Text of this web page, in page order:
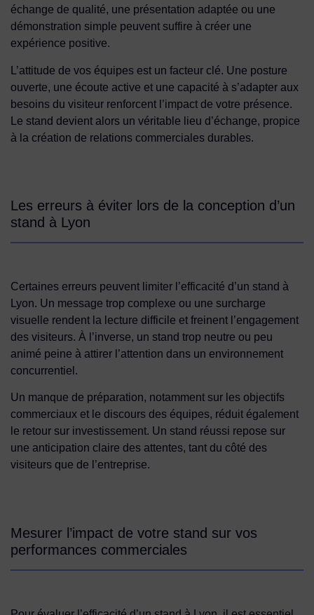
échange de qualité, une présentation adaptée ou une
démonstration simple peuvent suffire à créer une
expérience positive.
L’attitude de vos équipes est un facteur clé. Une posture
ouverte, une écoute active et une capacité à s’adapter aux
besoins du visiteur renforcent l’impact de votre présence.
Le stand devient alors un véritable lieu d’échange, propice
à la création de relations commerciales durables.
Les erreurs à éviter lors de la conception d’un
stand à Lyon
Certaines erreurs peuvent limiter l’efficacité d’un stand à
Lyon. Un message trop complexe ou une surcharge
visuelle rendent la lecture difficile et freinent l’engagement
des visiteurs. À l’inverse, un stand trop neutre ou peu
animé peine à attirer l’attention dans un environnement
concurrentiel.
Un manque de préparation, notamment sur les objectifs
commerciaux et le discours des équipes, réduit également
le retour sur investissement. Un stand réussi repose sur
une anticipation claire des attentes, tant du côté des
visiteurs que de l’entreprise.
Mesurer l’impact de votre stand sur vos
performances commerciales